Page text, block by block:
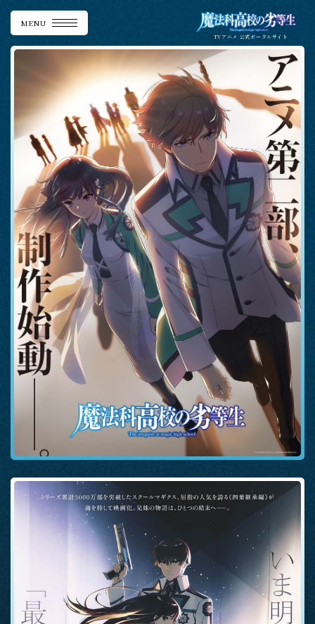
MENU
TVアニメ 公式ポータルサイト